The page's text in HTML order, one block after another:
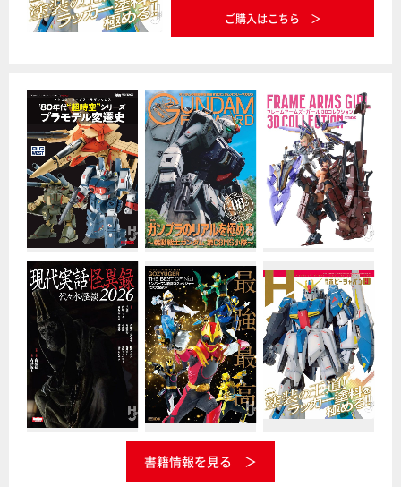
ご購入はこちら
書籍情報を見る